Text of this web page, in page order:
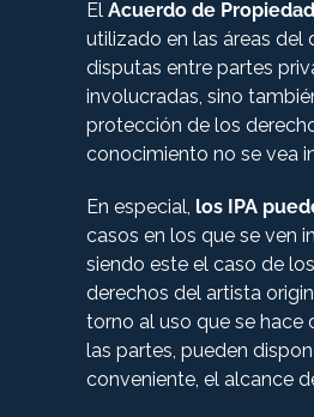
El Acuerdo de
utilizado en las áreas del
disputas entre partes
involucradas, sino
protección de los
conocimiento no se vea
En especial, los IPA
casos en los que se ven
siendo este el caso de
derechos del artista
torno al uso que se hace
las partes, pueden
conveniente, el alcance